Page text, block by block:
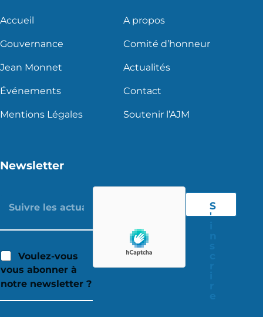
Accueil A propos
Gouvernance Comité d’honneur
Jean Monnet Actualités
Événements Contact
Mentions Légales Soutenir l’AJM
Newsletter
Voulez-vous
vous abonner à
notre newsletter ?
S
'